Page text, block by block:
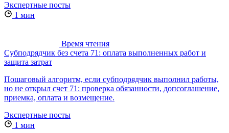
Экспертные посты
1 мин
Время чтения
Субподрядчик без счета 71: оплата выполненных работ и
защита затрат
Пошаговый алгоритм, если субподрядчик выполнил работы,
но не открыл счет 71: проверка обязанности, допсоглашение,
приемка, оплата и возмещение.
Экспертные посты
1 мин